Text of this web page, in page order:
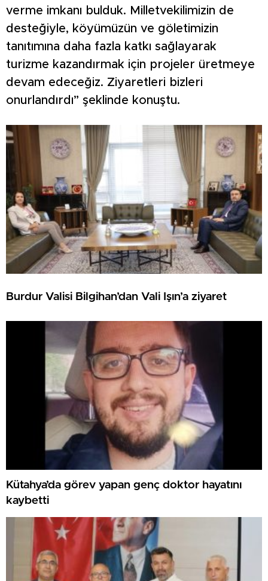
verme imkanı bulduk. Milletvekilimizin de
desteğiyle, köyümüzün ve göletimizin
tanıtımına daha fazla katkı sağlayarak
turizme kazandırmak için projeler üretmeye
devam edeceğiz. Ziyaretleri bizleri
onurlandırdı” şeklinde konuştu.
Burdur Valisi Bilgihan’dan Vali Işın’a ziyaret
Kütahya’da görev yapan genç doktor hayatını
kaybetti